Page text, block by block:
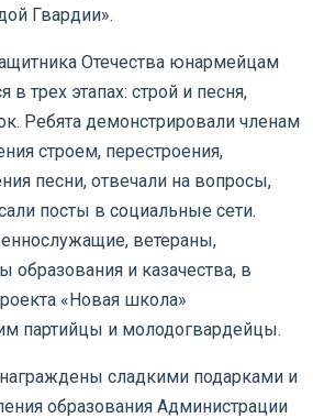
Гвардии».
Отечества юнармейцам
в трех этапах: строй и песня,
Ребята демонстрировали членам
строем, перестроения,
песни, отвечали на вопросы,
посты в социальные сети.
ветераны,
образования и казачества, в
«Новая школа»
партийцы и молодогвардейцы.
сладкими подарками и
образования Администрации